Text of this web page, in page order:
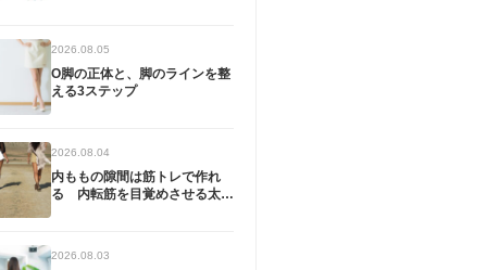
2026.08.05
O脚の正体と、脚のラインを整
える3ステップ
2026.08.04
内ももの隙間は筋トレで作れ
る 内転筋を目覚めさせる太も
2026.08.03